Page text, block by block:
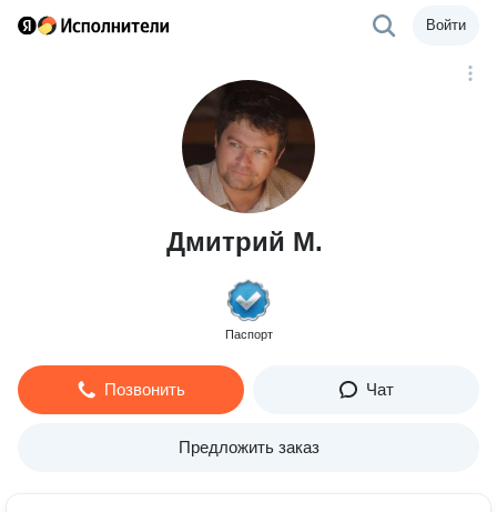
Войти
Дмитрий М.
Паспорт
Позвонить Чат
Предложить заказ